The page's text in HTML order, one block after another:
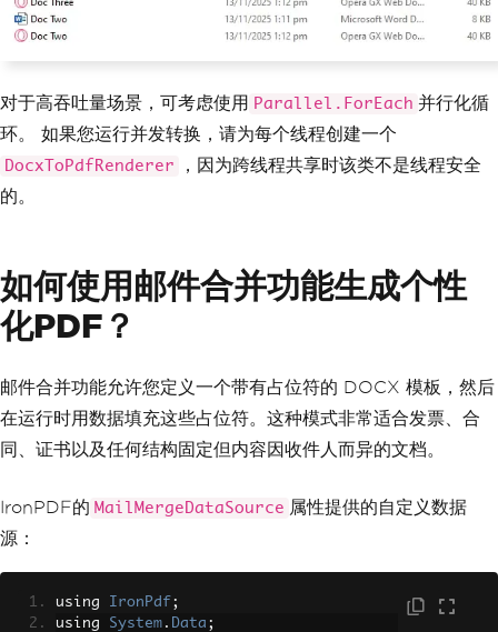
对于高吞吐量场景，可考虑使用 Parallel.ForEach 并行化循
环。 如果您运行并发转换，请为每个线程创建一个
DocxToPdfRenderer
，因为跨线程共享时该类不是线程安全
的。
如何使用邮件合并功能生成个性
化PDF？
邮件合并功能允许您定义一个带有占位符的 DOCX 模板，然后
在运行时用数据填充这些占位符。这种模式非常适合发票、合
同、证书以及任何结构固定但内容因收件人而异的文档。
IronPDF的 MailMergeDataSource 属性提供的自定义数据
源：
using IronPdf ;
using System . Data ;